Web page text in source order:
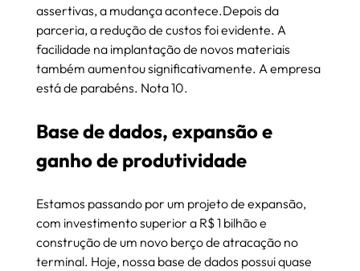
assertivas, a mudança acontece.Depois da
parceria, a redução de custos foi evidente. A
facilidade na implantação de novos materiais
também aumentou significativamente. A empresa
está de parabéns. Nota 10.
Base de dados, expansão e
ganho de produtividade
Estamos passando por um projeto de expansão,
com investimento superior a R$ 1 bilhão e
construção de um novo berço de atracação no
terminal. Hoje, nossa base de dados possui quase